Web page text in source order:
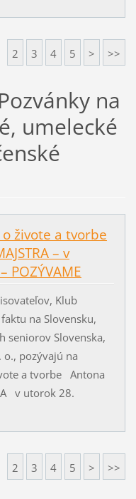
2 3 4 5 > >>
na
umelecké
živote a tvorbe
– v
POZÝVAME
Klub
na Slovensku,
seniorov Slovenska,
o., pozývajú na
a tvorbe Antona
v utorok 28.
2 3 4 5 > >>